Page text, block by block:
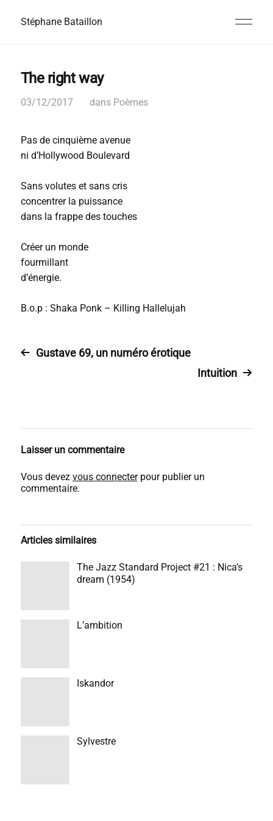
Stéphane Bataillon
The right way
03/12/2017 dans Poèmes
Pas de cinquième avenue
ni d’Hollywood Boulevard
Sans volutes et sans cris
concentrer la puissance
dans la frappe des touches
Créer un monde
fourmillant
d’énergie.
B.o.p : Shaka Ponk – Killing Hallelujah
Gustave 69, un numéro érotique
Intuition
Laisser un commentaire
Vous devez vous connecterpour publier un
commentaire.
Articles similaires
The Jazz Standard Project #21 : Nica’s
dream (1954)
L’ambition
Iskandor
Sylvestre